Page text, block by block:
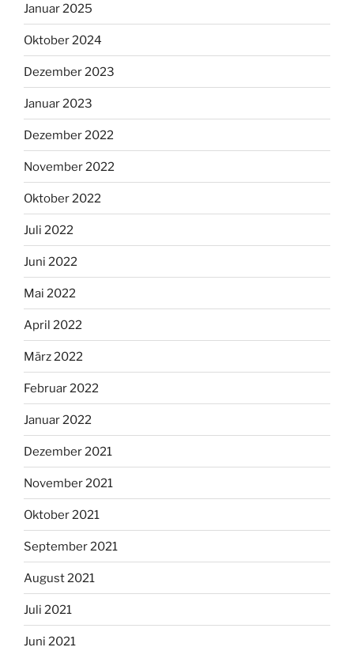
Januar 2025
Oktober 2024
Dezember 2023
Januar 2023
Dezember 2022
November 2022
Oktober 2022
Juli 2022
Juni 2022
Mai 2022
April 2022
März 2022
Februar 2022
Januar 2022
Dezember 2021
November 2021
Oktober 2021
September 2021
August 2021
Juli 2021
Juni 2021